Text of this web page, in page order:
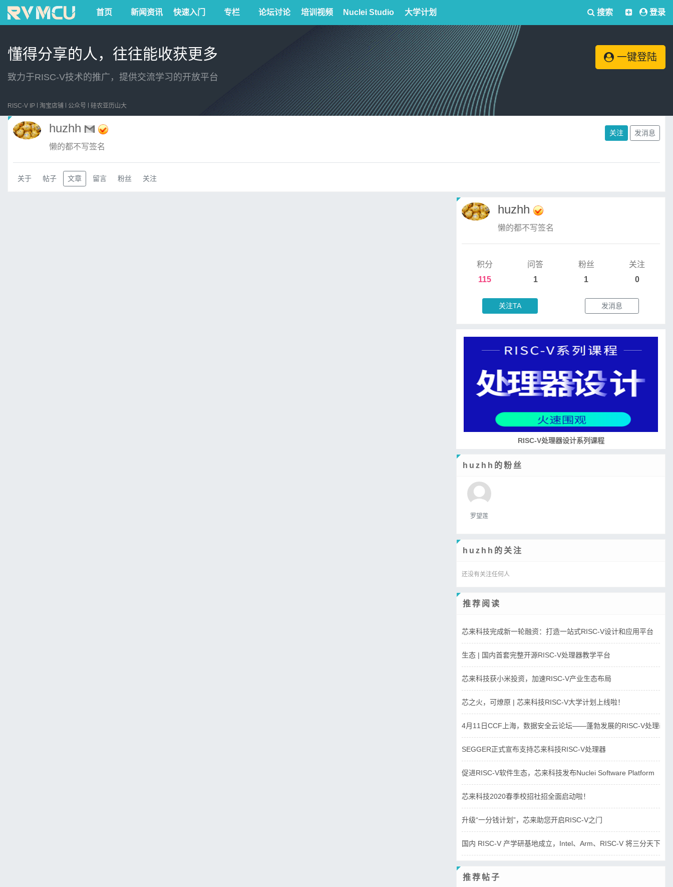
首页 新闻资讯 快速入门 专栏 论坛讨论 培训视频 Nuclei Studio 大学计划 搜索 登录
懂得分享的人，往往能收获更多
致力于RISC-V技术的推广，提供交流学习的开放平台
一键登陆
RISC-V IP 淘宝店铺 公众号 硅农亚历山大
huzhh
懒的都不写签名
关注 发消息
关于 帖子 文章 留言 粉丝 关注
huzhh
懒的都不写签名
积分
115
问答
1
粉丝
1
关注
0
关注TA 发消息
RISC-V处理器设计系列课程
huzhh的粉丝
罗望莲
huzhh的关注
还没有关注任何人
推荐阅读
芯来科技完成新一轮融资：打造一站式RISC-V设计和应用平台
生态 | 国内首套完整开源RISC-V处理器教学平台
芯来科技获小米投资，加速RISC-V产业生态布局
芯之火，可燎原 | 芯来科技RISC-V大学计划上线啦！
4月11日CCF上海，数据安全云论坛——蓬勃发展的RISC-V处理器
SEGGER正式宣布支持芯来科技RISC-V处理器
促进RISC-V软件生态，芯来科技发布Nuclei Software Platform
芯来科技2020春季校招社招全面启动啦！
升级“一分钱计划”，芯来助您开启RISC-V之门
国内 RISC-V 产学研基地成立，Intel、Arm、RISC-V 将三分天下？
推荐帖子